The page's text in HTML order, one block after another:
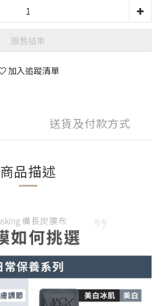
販售結束
加入追蹤清單
送貨及付款方式
商品描述